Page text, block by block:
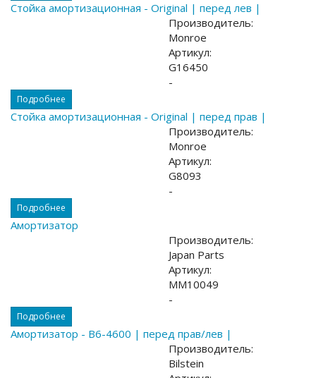
Стойка амортизационная - Original | перед лев |
Производитель:
Monroe
Артикул:
G16450
-
Подробнее
Стойка амортизационная - Original | перед прав |
Производитель:
Monroe
Артикул:
G8093
-
Подробнее
Амортизатор
Производитель:
Japan Parts
Артикул:
MM10049
-
Подробнее
Амортизатор - B6-4600 | перед прав/лев |
Производитель:
Bilstein